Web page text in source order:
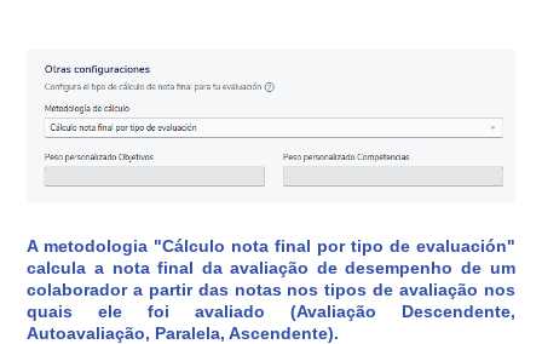
A metodologia "Cálculo nota final por tipo de evaluación"
calcula a nota final da avaliação de desempenho de um
colaborador a partir das notas nos tipos de avaliação nos
quais ele foi avaliado (Avaliação Descendente,
Autoavaliação, Paralela, Ascendente).